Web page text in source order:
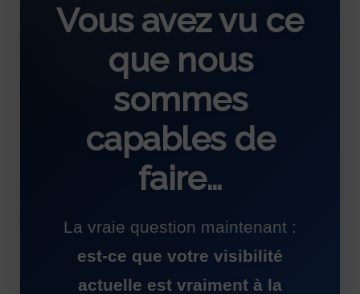
Vous avez vu ce
que nous
sommes
capables de
faire…
La vraie question maintenant :
est-ce que votre visibilité
actuelle est vraiment à la